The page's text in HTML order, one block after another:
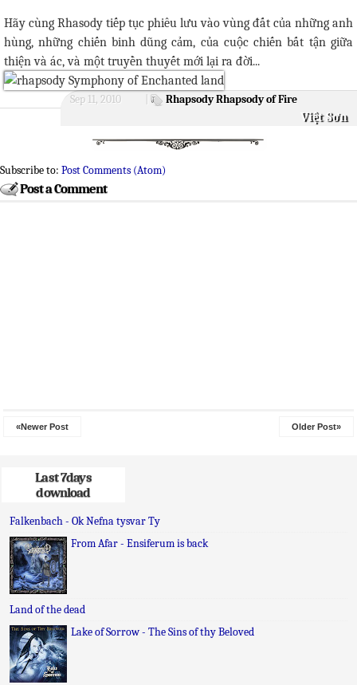
Hãy cùng Rhasody tiếp tục phiêu lưu vào vùng đất của những anh
hùng, những chiến binh dũng cảm, của cuộc chiến bất tận giữa
thiện và ác, và một truyền thuyết mới lại ra đời...
Sep 11, 2010 Rhapsody Rhapsody of Fire
Việt Sơn
Subscribe to: Post Comments (Atom)
Post a Comment
«Newer Post Older Post»
Last 7days
download
Falkenbach - Ok Nefna tysvar Ty
From Afar - Ensiferum is back
Land of the dead
Lake of Sorrow - The Sins of thy Beloved